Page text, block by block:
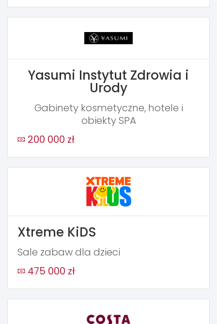
Yasumi Instytut Zdrowia i
Urody
Gabinety kosmetyczne, hotele i
obiekty SPA
200 000 zł
Xtreme KiDS
Sale zabaw dla dzieci
475 000 zł